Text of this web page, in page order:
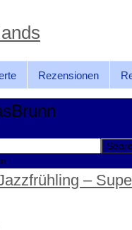
Rezensionen
–